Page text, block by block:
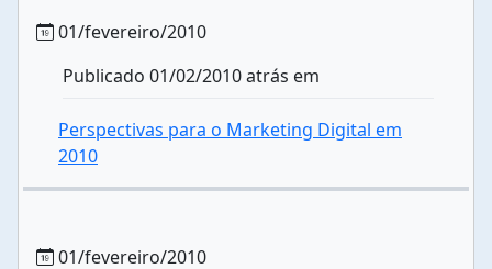
01/fevereiro/2010
Publicado 01/02/2010 atrás em
Perspectivas para o Marketing Digital em
2010
01/fevereiro/2010